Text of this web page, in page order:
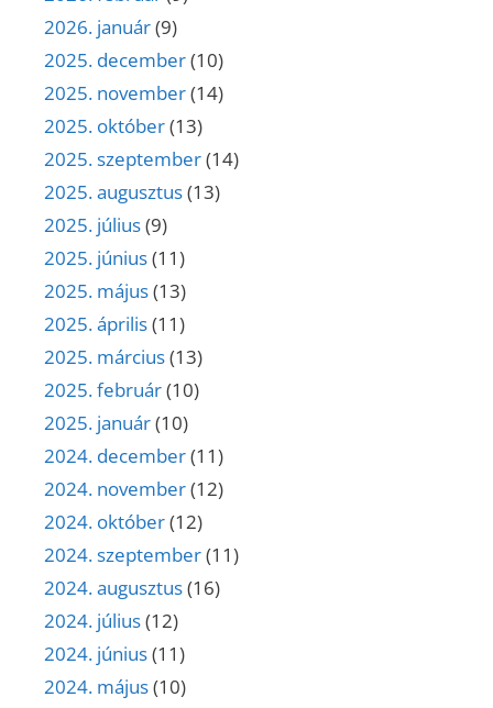
2026. január(9)
2025. december(10)
2025. november(14)
2025. október(13)
2025. szeptember(14)
2025. augusztus(13)
2025. július(9)
2025. június(11)
2025. május(13)
2025. április(11)
2025. március(13)
2025. február(10)
2025. január(10)
2024. december(11)
2024. november(12)
2024. október(12)
2024. szeptember(11)
2024. augusztus(16)
2024. július(12)
2024. június(11)
2024. május(10)